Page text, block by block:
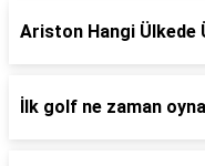
Ariston Hangi Ülkede
İlk golf ne zaman